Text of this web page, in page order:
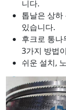
니다.
톱날은 상하
있습니다.
후크로 통나
3가지 방법
쉬운 설치,